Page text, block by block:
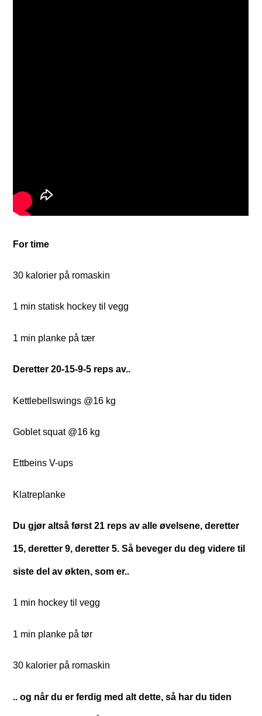
For time
30 kalorier på romaskin
1 min statisk hockey til vegg
1 min planke på tær
Deretter 20-15-9-5 reps av..
Kettlebellswings @16 kg
Goblet squat @16 kg
Ettbeins V-ups
Klatreplanke
Du gjør altså først 21 reps av alle øvelsene, deretter
15, deretter 9, deretter 5. Så beveger du deg videre til
siste del av økten, som er..
1 min hockey til vegg
1 min planke på tør
30 kalorier på romaskin
.. og når du er ferdig med alt dette, så har du tiden